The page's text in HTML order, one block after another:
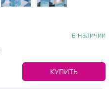
в наличии
КУПИТЬ